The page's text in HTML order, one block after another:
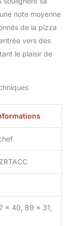
ce dont
besoin
cuisine
à la
et à
d'un
et d'un
faciles
pieds
démonter
en
jeu
note moyenne
de la pizza
vers des
le plaisir de
x 40, 89 x 31,